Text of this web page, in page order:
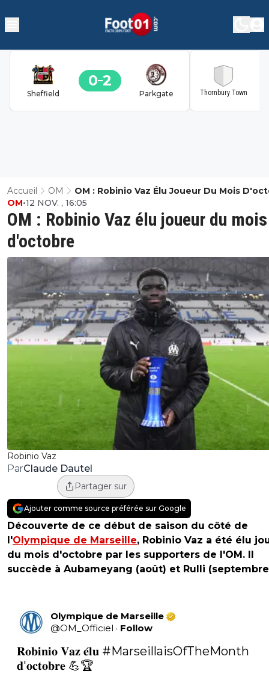
Sheffield
0 2
Parkgate Thornbury Town
Accueil OM OM : Robinio Vaz Élu Joueur Du Mois
Robinio Vaz
OM : Robinio Vaz élu joueur du mois
d'octobre
OM•12 NOV. , 16:05
ParClaude Dautel
Partager sur
Ajouter comme source préférée sur Google
Découverte de ce début de saison du côté de
l'Olympique de Marseille, Robinio Vaz a été élu
du mois d'octobre par les supporters de l'OM. Il
succède à Aubameyang (août) et Rulli
Olympique de Marseille
@OM_Officiel · Follow
𝐑𝐨𝐛𝐢𝐧𝐢𝐨 𝐕𝐚𝐳 𝐞́𝐥𝐮 #MarseillaisOfTheMonth
𝐝'𝐨𝐜𝐭𝐨𝐛𝐫𝐞 💪🏆